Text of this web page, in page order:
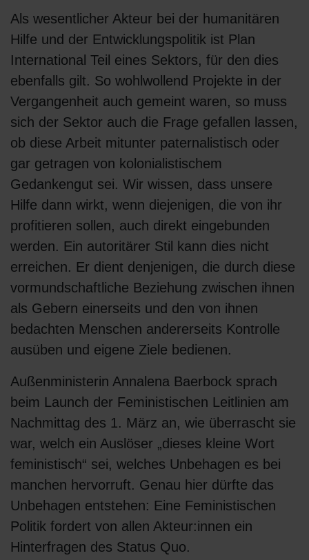
Als wesentlicher Akteur bei der humanitären
Hilfe und der Entwicklungspolitik ist Plan
International Teil eines Sektors, für den dies
ebenfalls gilt. So wohlwollend Projekte in der
Vergangenheit auch gemeint waren, so muss
sich der Sektor auch die Frage gefallen lassen,
ob diese Arbeit mitunter paternalistisch oder
gar getragen von kolonialistischem
Gedankengut sei. Wir wissen, dass unsere
Hilfe dann wirkt, wenn diejenigen, die von ihr
profitieren sollen, auch direkt eingebunden
werden. Ein autoritärer Stil kann dies nicht
erreichen. Er dient denjenigen, die durch diese
vormundschaftliche Beziehung zwischen ihnen
als Gebern einerseits und den von ihnen
bedachten Menschen andererseits Kontrolle
ausüben und eigene Ziele bedienen.
Außenministerin Annalena Baerbock sprach
beim Launch der Feministischen Leitlinien am
Nachmittag des 1. März an, wie überrascht sie
war, welch ein Auslöser „dieses kleine Wort
feministisch“ sei, welches Unbehagen es bei
manchen hervorruft. Genau hier dürfte das
Unbehagen entstehen: Eine Feministischen
Politik fordert von allen Akteur:innen ein
Hinterfragen des Status Quo.